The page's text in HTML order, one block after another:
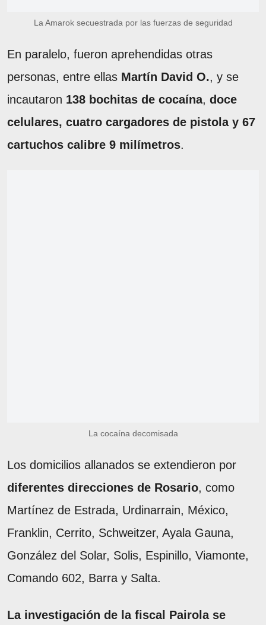
La Amarok secuestrada por las fuerzas de seguridad
En paralelo, fueron aprehendidas otras
personas, entre ellas Martín David O., y se
incautaron 138 bochitas de cocaína, doce
celulares, cuatro cargadores de pistola y 67
cartuchos calibre 9 milímetros.
La cocaína decomisada
Los domicilios allanados se extendieron por
diferentes direcciones de Rosario, como
Martínez de Estrada, Urdinarrain, México,
Franklin, Cerrito, Schweitzer, Ayala Gauna,
González del Solar, Solis, Espinillo, Viamonte,
Comando 602, Barra y Salta.
La investigación de la fiscal Pairola se